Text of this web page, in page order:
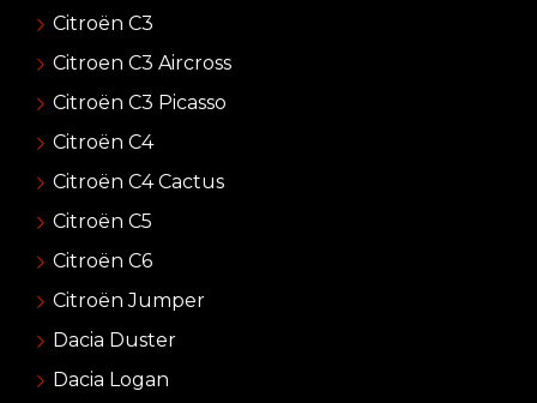
Citroën C3
Citroen C3 Aircross
Citroën C3 Picasso
Citroën C4
Citroën C4 Cactus
Citroën C5
Citroën C6
Citroën Jumper
Dacia Duster
Dacia Logan